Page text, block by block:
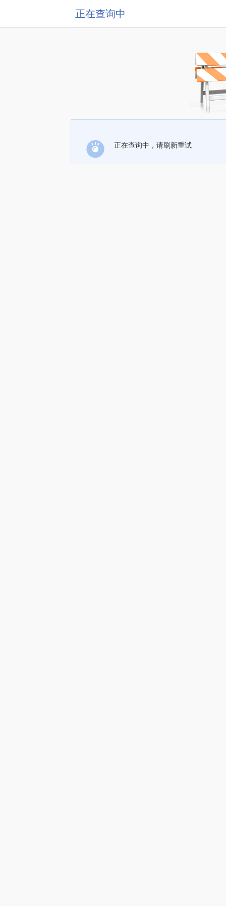
正在查询中
正在查询中，请刷新重试